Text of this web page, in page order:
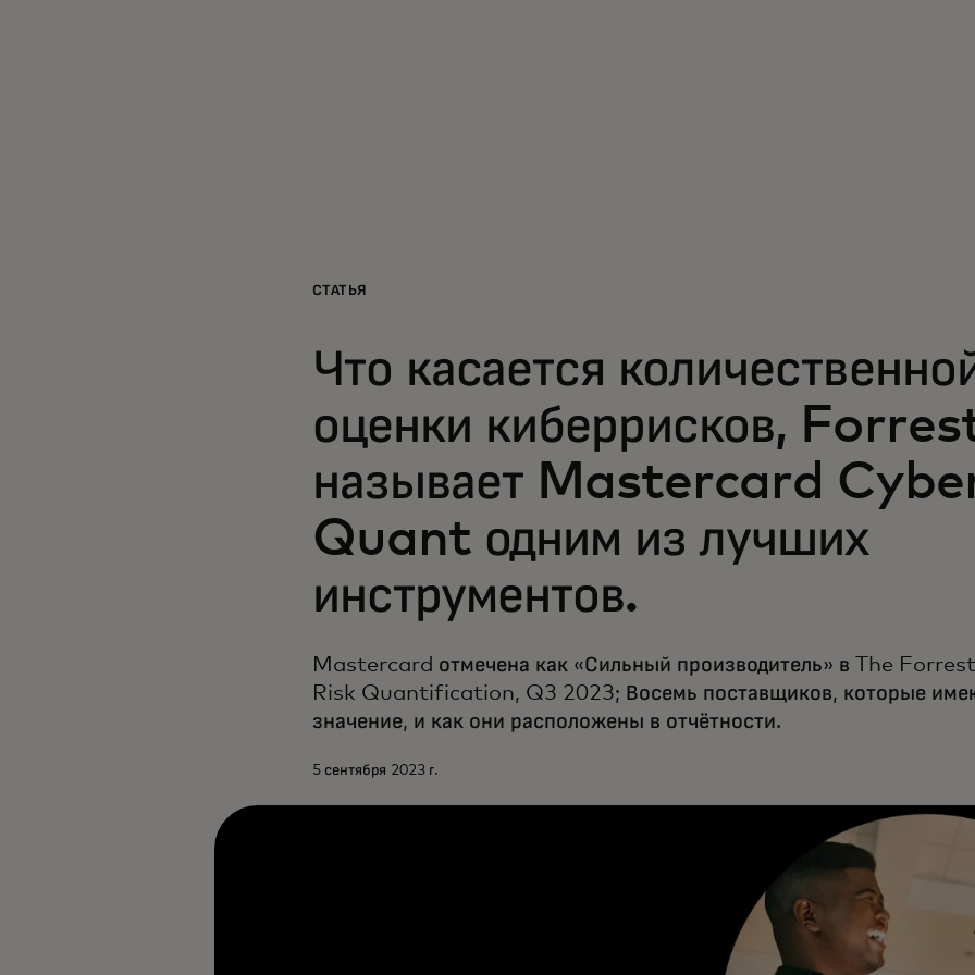
СТАТЬЯ
Что касается
оценки киберрисков,
называет Mastercard
Quant одним из лучших
инструментов.
Mastercard отмечена как «Сильный производитель» в The
Risk Quantification, Q3 2023; Восемь поставщиков, которые
значение, и как они расположены в отчётности.
5 сентября 2023 г.